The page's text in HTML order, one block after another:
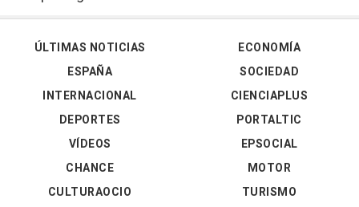
ÚLTIMAS NOTICIAS
ESPAÑA
INTERNACIONAL
DEPORTES
VÍDEOS
ECONOMÍA
SOCIEDAD
CIENCIAPLUS
PORTALTIC
EPSOCIAL
CHANCE
CULTURAOCIO
MOTOR
TURISMO